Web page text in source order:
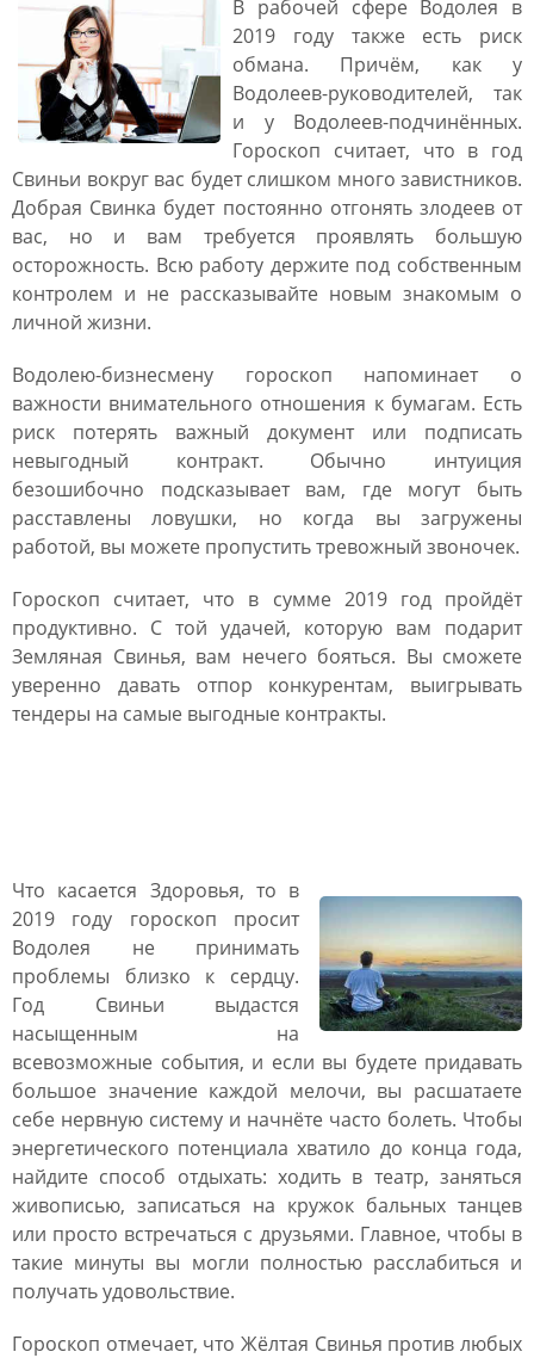
В рабочей сфере Водолея в
2019 году также есть риск
обмана. Причём, как у
Водолеев-руководителей, так
и у Водолеев-подчинённых.
Гороскоп считает, что в год
Свиньи вокруг вас будет слишком много завистников.
Добрая Свинка будет постоянно отгонять злодеев от
вас, но и вам требуется проявлять большую
осторожность. Всю работу держите под собственным
контролем и не рассказывайте новым знакомым о
личной жизни.
Водолею-бизнесмену гороскоп напоминает о
важности внимательного отношения к бумагам. Есть
риск потерять важный документ или подписать
невыгодный контракт. Обычно интуиция
безошибочно подсказывает вам, где могут быть
расставлены ловушки, но когда вы загружены
работой, вы можете пропустить тревожный звоночек.
Гороскоп считает, что в сумме 2019 год пройдёт
продуктивно. С той удачей, которую вам подарит
Земляная Свинья, вам нечего бояться. Вы сможете
уверенно давать отпор конкурентам, выигрывать
тендеры на самые выгодные контракты.
Что касается Здоровья, то в
2019 году гороскоп просит
Водолея не принимать
проблемы близко к сердцу.
Год Свиньи выдастся
насыщенным на
всевозможные события, и если вы будете придавать
большое значение каждой мелочи, вы расшатаете
себе нервную систему и начнёте часто болеть. Чтобы
энергетического потенциала хватило до конца года,
найдите способ отдыхать: ходить в театр, заняться
живописью, записаться на кружок бальных танцев
или просто встречаться с друзьями. Главное, чтобы в
такие минуты вы могли полностью расслабиться и
получать удовольствие.
Гороскоп отмечает, что Жёлтая Свинья против любых